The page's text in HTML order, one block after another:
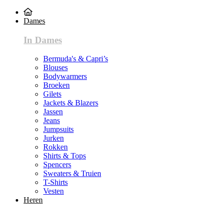
Dames
In Dames
Bermuda's & Capri’s
Blouses
Bodywarmers
Broeken
Gilets
Jackets & Blazers
Jassen
Jeans
Jumpsuits
Jurken
Rokken
Shirts & Tops
Spencers
Sweaters & Truien
T-Shirts
Vesten
Heren